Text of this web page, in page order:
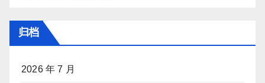
归档
2026 年 7 月